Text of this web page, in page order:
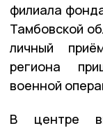
филиала
Тамбовской
личный
региона
военной
В центре